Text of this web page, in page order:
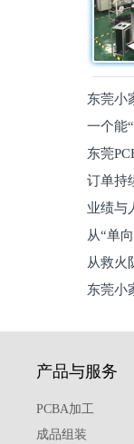
东莞小
员工一个能
东莞
维锁客法
订单持
理死穴必
业绩与
从“单
关键从救火
东莞小
产品与服务
PCBA加工
成品组装